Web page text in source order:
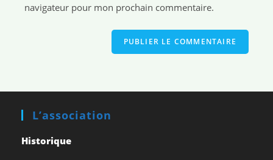
navigateur pour mon prochain commentaire.
L’association
Historique